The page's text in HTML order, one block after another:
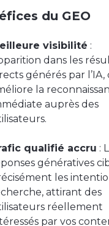
du GEO
visibilité :
dans les
générés par l’IA,
la
auprès des
qualifié accru :
génératives
les
attirant des
réellement
par vos